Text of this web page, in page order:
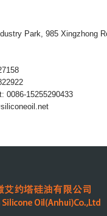
Park, 985 Xingzhong
0086-15255290433